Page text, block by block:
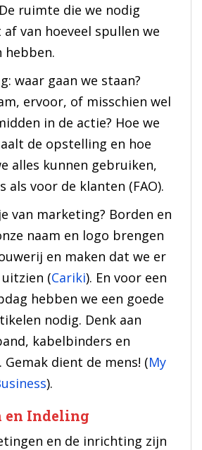
ruimte die we nodig
van hoeveel spullen we
hebben.
waar gaan we staan?
ervoor, of misschien wel
in de actie? Hoe we
de opstelling en hoe
alles kunnen gebruiken,
als voor de klanten (FAO).
van marketing? Borden en
naam en logo brengen
en maken dat we er
(Cariki). En voor een
hebben we een goede
nodig. Denk aan
kabelbinders en
dient de mens! (My
).
en Indeling
en de inrichting zijn